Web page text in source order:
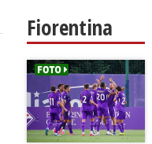
Fiorentina